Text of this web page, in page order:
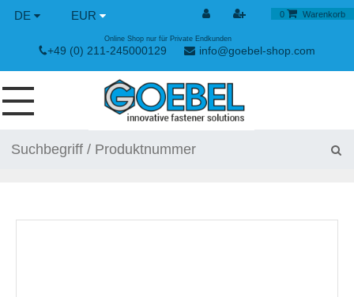
DE EUR 0 Warenkorb
+49 (0) 211-245000129 info@goebel-shop.com
Online Shop nur für Private Endkunden
SCHRAUBEN